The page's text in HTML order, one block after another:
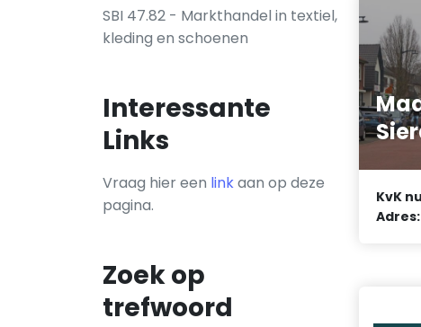
SBI 47.82 - Markthandel in textiel,
kleding en schoenen
Interessante
Links
Vraag hier een linkaan op deze
pagina.
Zoek op
trefwoord
KvK
Adres: